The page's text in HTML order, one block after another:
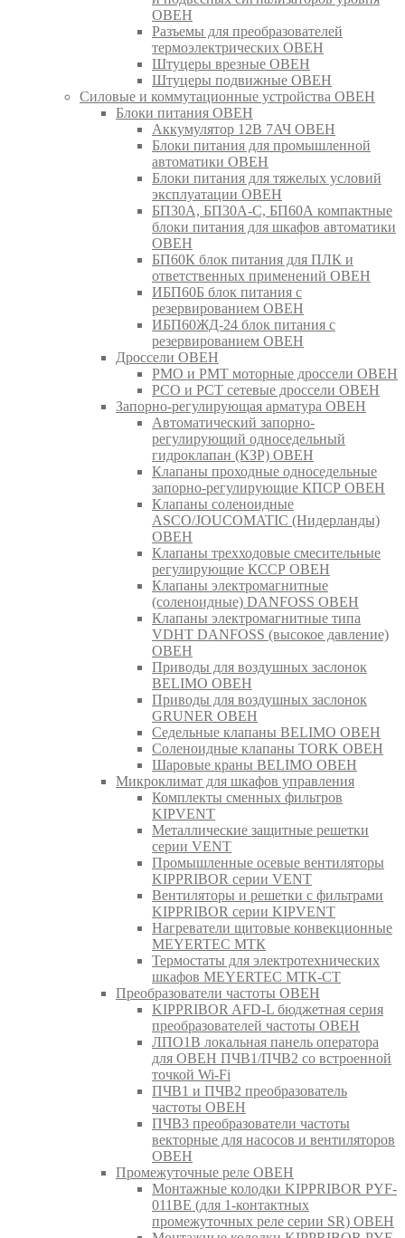
ОВЕН
Разъемы для преобразователей
термоэлектрических ОВЕН
Штуцеры врезные ОВЕН
Штуцеры подвижные ОВЕН
Силовые и коммутационные устройства ОВЕН
Блоки питания ОВЕН
Аккумулятор 12В 7АЧ ОВЕН
Блоки питания для промышленной
автоматики ОВЕН
Блоки питания для тяжелых условий
эксплуатации ОВЕН
БП30А, БП30А-С, БП60А компактные
блоки питания для шкафов автоматики
ОВЕН
БП60К блок питания для ПЛК и
ответственных применений ОВЕН
ИБП60Б блок питания с
резервированием ОВЕН
ИБП60ЖД-24 блок питания с
резервированием ОВЕН
Дроссели ОВЕН
РМО и РМТ моторные дроссели ОВЕН
РСО и РСТ сетевые дроссели ОВЕН
Запорно-регулирующая арматура ОВЕН
Автоматический запорно-
регулирующий односедельный
гидроклапан (КЗР) ОВЕН
Клапаны проходные односедельные
запорно-регулирующие КПСР ОВЕН
Клапаны соленоидные
ASCO/JOUCOMATIC (Нидерланды)
ОВЕН
Клапаны трехходовые смесительные
регулирующие КССР ОВЕН
Клапаны электромагнитные
(соленоидные) DANFOSS ОВЕН
Клапаны электромагнитные типа
VDHT DANFOSS (высокое давление)
ОВЕН
Приводы для воздушных заслонок
BELIMO ОВЕН
Приводы для воздушных заслонок
GRUNER ОВЕН
Седельные клапаны BELIMO ОВЕН
Соленоидные клапаны TORK ОВЕН
Шаровые краны BELIMO ОВЕН
Микроклимат для шкафов управления
Комплекты сменных фильтров
KIPVENT
Металлические защитные решетки
серии VENT
Промышленные осевые вентиляторы
KIPPRIBOR серии VENT
Вентиляторы и решетки с фильтрами
KIPPRIBOR серии KIPVENT
Нагреватели щитовые конвекционные
MEYERTEC МТК
Термостаты для электротехнических
шкафов MEYERTEC МТК-СТ
Преобразователи частоты ОВЕН
KIPPRIBOR AFD-L бюджетная серия
преобразователей частоты ОВЕН
ЛПО1В локальная панель оператора
для ОВЕН ПЧВ1/ПЧВ2 со встроенной
точкой Wi-Fi
ПЧВ1 и ПЧВ2 преобразователь
частоты ОВЕН
ПЧВ3 преобразователи частоты
векторные для насосов и вентиляторов
ОВЕН
Промежуточные реле ОВЕН
Монтажные колодки KIPPRIBOR PYF-
011BE (для 1-контактных
промежуточных реле серии SR) ОВЕН